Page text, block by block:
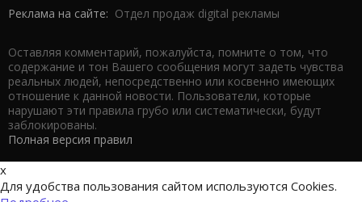
Реклама на сайте: Отдел продаж digital рекламы
Оставляя комментарий, пожалуйста, помните о том, что
содержание и тон Вашего сообщения могут задеть чувства
реальных людей, непосредственно или косвенно имеющих
отношение к данной новости. Пользователи, которые
нарушают эти правила грубо или систематически, будут
заблокированы.
Полная версия правил
x
Для удобства пользования сайтом используются Cookies.